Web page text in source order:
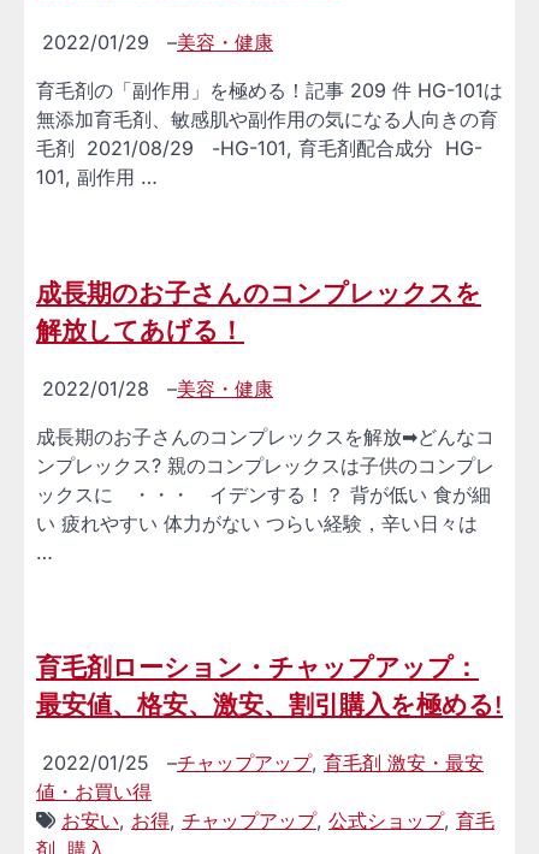
2022/01/29 –美容・健康
育毛剤の「副作用」を極める！記事 209 件 HG-101は
無添加育毛剤、敏感肌や副作用の気になる人向きの育
毛剤 2021/08/29 -HG-101, 育毛剤配合成分 HG-
101, 副作用 …
成長期のお子さんのコンプレックスを
解放してあげる！
2022/01/28 –美容・健康
成長期のお子さんのコンプレックスを解放➡どんなコ
ンプレックス? 親のコンプレックスは子供のコンプレ
ックスに ・・・ イデンする！？ 背が低い 食が細
い 疲れやすい 体力がない つらい経験，辛い日々は
…
育毛剤ローション・チャップアップ：
最安値、格安、激安、割引購入を極める!
2022/01/25 –チャップアップ, 育毛剤 激安・最安
値・お買い得
お安い, お得, チャップアップ, 公式ショップ, 育毛